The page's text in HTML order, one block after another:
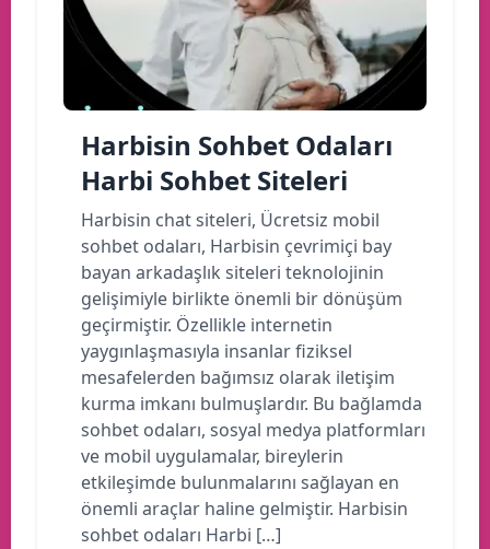
Harbisin Sohbet Odaları
Harbi Sohbet Siteleri
Harbisin chat siteleri, Ücretsiz mobil
sohbet odaları, Harbisin çevrimiçi bay
bayan arkadaşlık siteleri teknolojinin
gelişimiyle birlikte önemli bir dönüşüm
geçirmiştir. Özellikle internetin
yaygınlaşmasıyla insanlar fiziksel
mesafelerden bağımsız olarak iletişim
kurma imkanı bulmuşlardır. Bu bağlamda
sohbet odaları, sosyal medya platformları
ve mobil uygulamalar, bireylerin
etkileşimde bulunmalarını sağlayan en
önemli araçlar haline gelmiştir. Harbisin
sohbet odaları Harbi […]